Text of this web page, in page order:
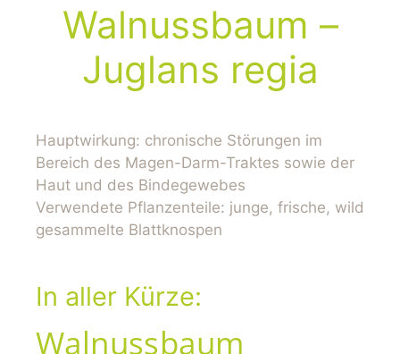
Walnussbaum –
Juglans regia
Hauptwirkung: chronische Störungen im
Bereich des Magen-Darm-Traktes sowie der
Haut und des Bindegewebes
Verwendete Pflanzenteile: junge, frische, wild
gesammelte Blattknospen
In aller Kürze:
Walnussbaum